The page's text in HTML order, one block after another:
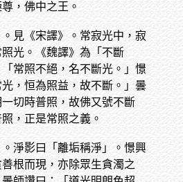
，佛中之王。
。見《宋譯》。常寂光中，寂
光。《魏譯》為「不斷
常照不絕，名不斷光。」憬
，恒為照益，故不斷。」曇
切時普照，故佛又號不斷
，正是常照之義。
。淨影曰「離垢稱淨」。憬興
根而現，亦除眾生貪濁之